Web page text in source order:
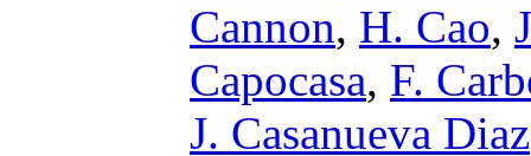
Cannon, H. Cao,
Capocasa, F.
J. Casanueva Diaz